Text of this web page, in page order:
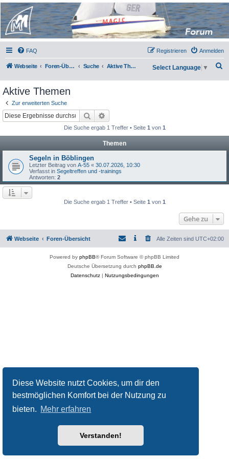
Diese Website nutzt Cookies, um dir den
bestmöglichen Komfort bei der Nutzung zu
bieten. Mehr erfahren
Verstanden!
Micro Magic Forum
Deutschland
FAQ Anmelden
Registrieren
Webseite Foren-Übersicht Suche Aktive Themen Select Language ▼
Aktive Themen
Zur erweiterten Suche
Suche
Die Suche ergab 1 Treffer • Seite 1 von 1
Themen
Segeln in Böblingen
Letzter Beitrag von A-55 « 30.07.2026, 10:30
Verfasst in Segeltreffen und -trainings
Antworten: 2
Die Suche ergab 1 Treffer • Seite 1 von 1
Gehe zu
Webseite Foren-Übersicht Alle Zeiten sind UTC+02:00
Powered by phpBB® Forum Software © phpBB Limited
Deutsche Übersetzung durch phpBB.de
Datenschutz| Nutzungsbedingungen